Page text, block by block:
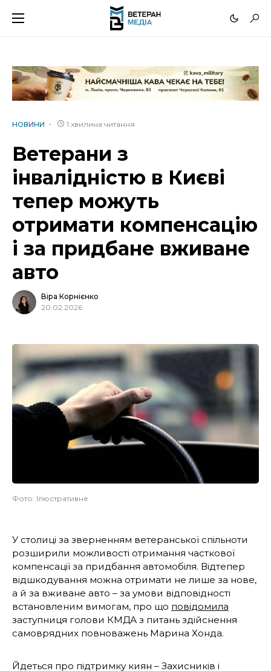
НОВИНИ 1 хвилина читання
Ветерани з
інвалідністю в Києві
тепер можуть
отримати компенсацію
і за придбане вживане
авто
Віра Корнієнко
20.02.2026
Фото: Ілюстративне
У столиці за зверненням ветеранської спільноти
розширили можливості отримання часткової
компенсації за придбання автомобіля. Відтепер
відшкодування можна отримати не лише за нове,
а й за вживане авто – за умови відповідності
встановленим вимогам, про що повідомила
заступниця голови КМДА з питань здійснення
самоврядних повноважень Марина Хонда.
Йдеться про підтримку киян – Захисників і